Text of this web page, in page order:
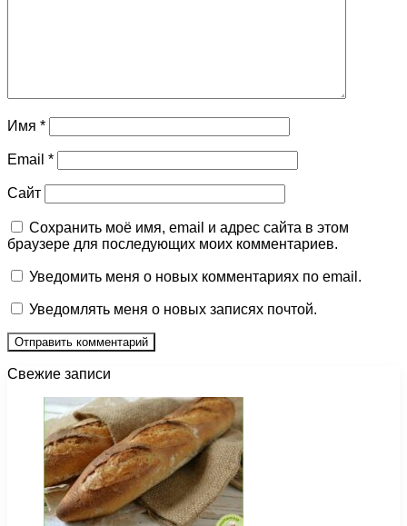
Имя *
Email *
Сайт
Сохранить моё имя, email и адрес сайта в этом
браузере для последующих моих комментариев.
Уведомить меня о новых комментариях по email.
Уведомлять меня о новых записях почтой.
Свежие записи